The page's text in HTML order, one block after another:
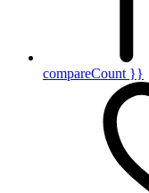
compareCount }}